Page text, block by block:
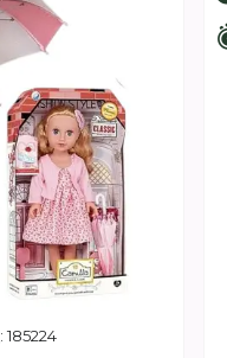
185224